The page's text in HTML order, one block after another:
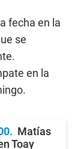
fecha en la
se
en la
Matías
Toay